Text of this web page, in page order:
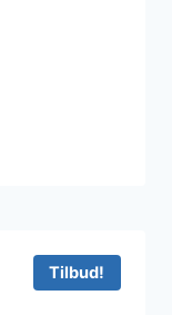
Tilbud!